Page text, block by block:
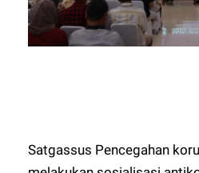
Satgassus Pencegahan